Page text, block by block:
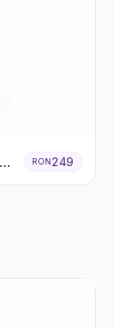
RON249